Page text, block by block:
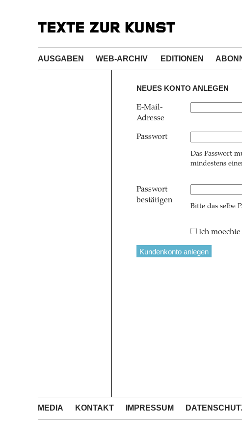
AUSGABEN WEB-ARCHIV EDITIONEN
NEUES KONTO ANLEGEN
E-Mail-
Adresse
Passwort
Das Passwort
mindestens
Passwort
bestätigen
Bitte das selbe
Ich
MEDIA KONTAKT IMPRESSUM